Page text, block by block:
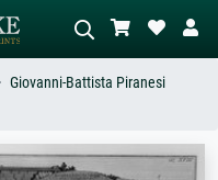
la scena – es. prato verde,
Giovanni-Battista Piranesi